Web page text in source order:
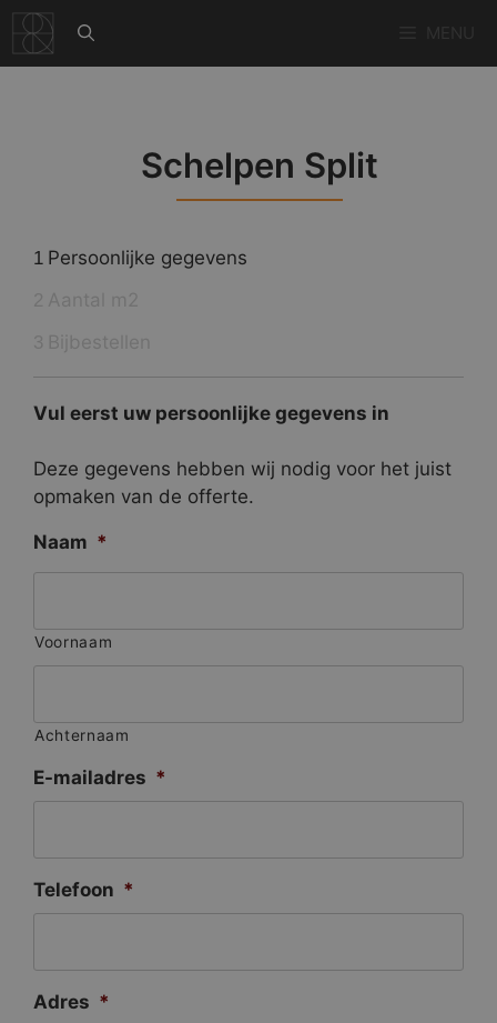
naar
de
Schelpen Split
1 Persoonlijke gegevens
Vul eerst uw persoonlijke gegevens in
Deze gegevens hebben wij nodig voor het juist
opmaken van de offerte.
Naam *
Voornaam
Achternaam
E-mailadres *
Telefoon *
Adres *